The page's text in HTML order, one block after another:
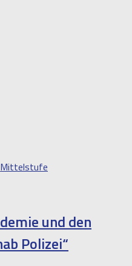
Mittelstufe
und den
Polizei“